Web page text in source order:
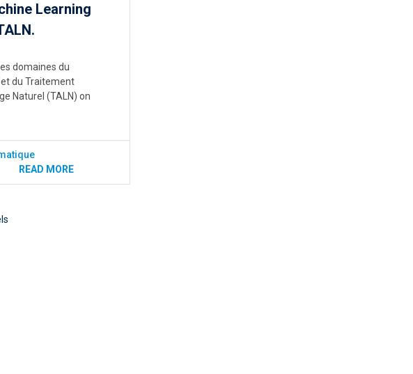
Learning
domaines du
du Traitement
Naturel (TALN) on
READ MORE